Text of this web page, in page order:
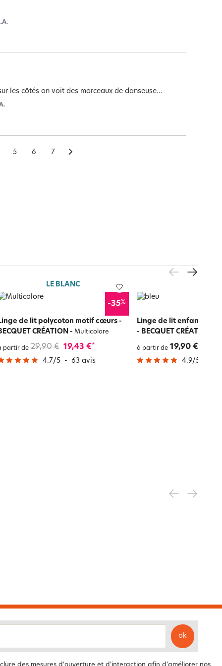
les côtés on voit des morceaux de danseuse...
5 6 7
LE BLANC
-35%
de lit polycoton motif cœurs -
CRÉATION - Multicolore
partir de 29,90 € 19,43 €*
4.7/5 - 63 avis
Linge de lit enfant
- BECQUET CRÉATION
à partir de 19,90 €
4.9/5
ok